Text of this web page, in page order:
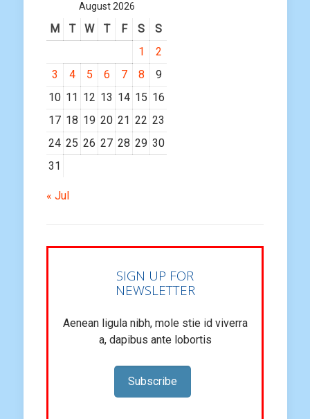
August 2026
M T W T F S
S
1
2
3
4 5 6 7 8
9
10 11 12 13 14 15 16
17 18 19 20 21 22 23
24 25 26 27 28 29 30
31
« Jul
SIGN UP FOR
NEWSLETTER
Aenean ligula nibh, mole stie id viverra
a, dapibus ante lobortis
Subscribe